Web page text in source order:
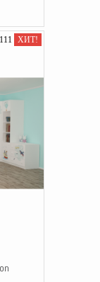
ХИТ!